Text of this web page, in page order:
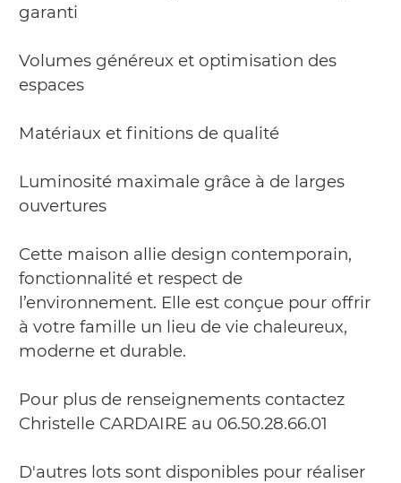
garanti
Volumes généreux et optimisation des
espaces
Matériaux et finitions de qualité
Luminosité maximale grâce à de larges
ouvertures
Cette maison allie design contemporain,
fonctionnalité et respect de
l’environnement. Elle est conçue pour offrir
à votre famille un lieu de vie chaleureux,
moderne et durable.
Pour plus de renseignements contactez
Christelle CARDAIRE au 06.50.28.66.01
D'autres lots sont disponibles pour réaliser